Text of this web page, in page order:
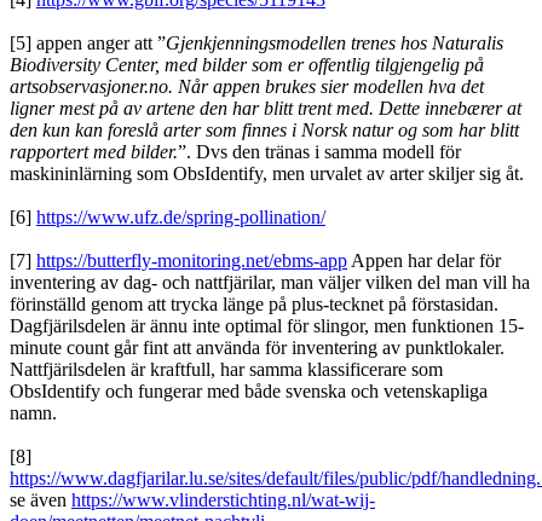
[5] appen anger att ”Gjenkjenningsmodellen trenes hos Naturalis
Biodiversity Center, med bilder som er offentlig tilgjengelig på
artsobservasjoner.no. Når appen brukes sier modellen hva det
ligner mest på av artene den har blitt trent med. Dette innebærer at
den kun kan foreslå arter som finnes i Norsk natur og som har blitt
rapportert med bilder.”. Dvs den tränas i samma modell för
maskininlärning som ObsIdentify, men urvalet av arter skiljer sig åt.
[6] https://www.ufz.de/spring-pollination/
[7] https://butterfly-monitoring.net/ebms-app Appen har delar för
inventering av dag- och nattfjärilar, man väljer vilken del man vill ha
förinställd genom att trycka länge på plus-tecknet på förstasidan.
Dagfjärilsdelen är ännu inte optimal för slingor, men funktionen 15-
minute count går fint att använda för inventering av punktlokaler.
Nattfjärilsdelen är kraftfull, har samma klassificerare som
ObsIdentify och fungerar med både svenska och vetenskapliga
namn.
[8]
https://www.dagfjarilar.lu.se/sites/default/files/public/pdf/
se även https://www.vlinderstichting.nl/wat-wij-